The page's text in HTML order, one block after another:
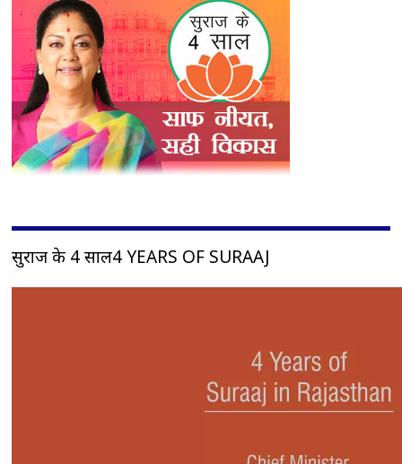
सुराज के 4 साल4 YEARS OF SURAAJ